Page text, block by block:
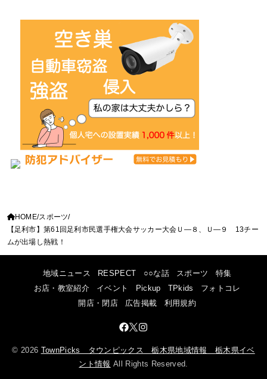
HOME スポーツ
【足利市】第61回足利市民選手権大会サッカー大会Ｕ―８、Ｕ―９ 13チー
ムが出場し熱戦！
地域ニュース RESPECT ○○な話 スポーツ
特集
お店・教室紹介
イベント Pickup TPkids
フォトコレ
開店・閉店
広告掲載 利用規約
© 2026 TownPicks タウンピックス 栃木県地域情報 栃木県イベ
ント情報 All Rights Reserved.